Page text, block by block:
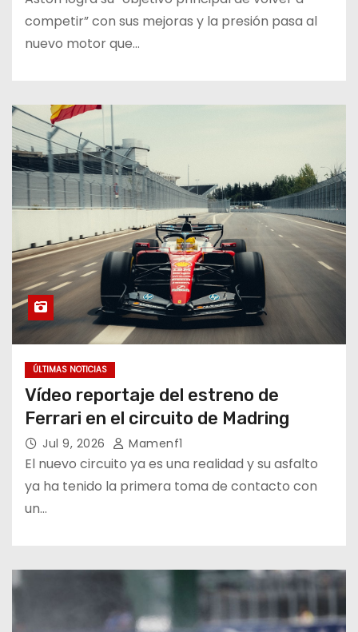
competir” con sus mejoras y la presión pasa al
nuevo motor que…
ÚLTIMAS NOTICIAS
Vídeo reportaje del estreno de
Ferrari en el circuito de Madring
Jul 9, 2026 Mamenf1
El nuevo circuito ya es una realidad y su asfalto
ya ha tenido la primera toma de contacto con
un…